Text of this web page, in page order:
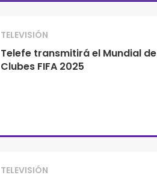
TELEVISIÓN
Telefe transmitirá el Mundial de
Clubes FIFA 2025
TELEVISIÓN